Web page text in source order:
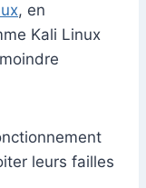
, en
Kali Linux
leurs failles